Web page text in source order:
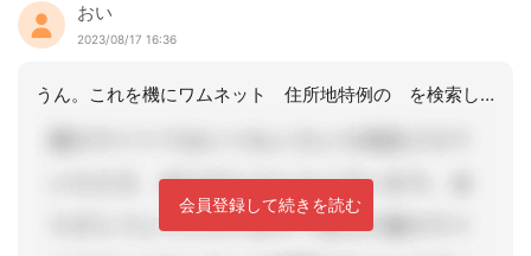
おい
2023/08/17 16:36
うん。これを機にワムネット 住所地特例の を検索してみてください。通常、住所を変
会員登録して続きを読む